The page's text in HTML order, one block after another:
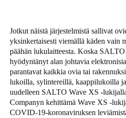
Save new selection as default
Jotkut näistä järjestelmistä sallivat
yksinkertaisesti viemällä käden vain
päähän lukulaitteesta. Koska
hyödyntänyt alan johtavia
parantavat kaikkia ovia tai
lukoilla, sylintereillä, kaappilukoilla
uudelleen SALTO Wave XS -
Companyn kehittämä Wave XS -
COVID-19-koronaviruksen